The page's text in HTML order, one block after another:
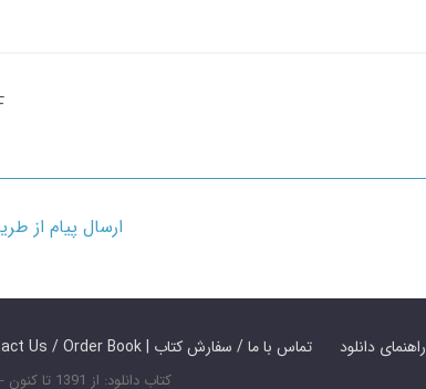
ارسال پیام از طریق ایتا:
Contact Us / Order Book | تماس با ما / سفارش کتاب راهنمای دانلود
کتاب دانلود: از 1391 تا کنون - تمامی حقوق محفوظ است